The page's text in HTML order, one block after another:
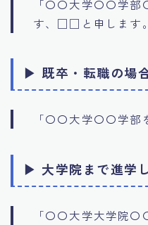
「〇〇大学〇〇学
す、□□と申します
▶ 既卒・転職の場
「〇〇大学〇〇学部
▶ 大学院まで進学
「〇〇大学大学院